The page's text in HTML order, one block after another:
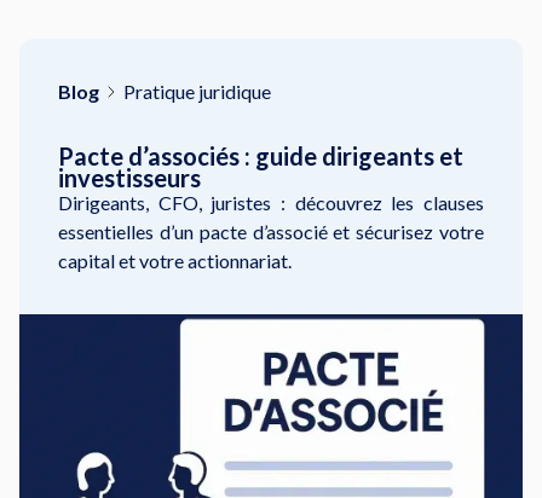
Blog Pratique juridique
Pacte d’associés : guide dirigeants et
investisseurs
Dirigeants, CFO, juristes : découvrez les clauses
essentielles d’un pacte d’associé et sécurisez votre
capital et votre actionnariat.